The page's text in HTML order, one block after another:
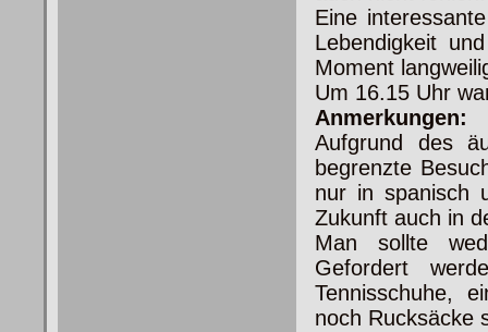
Eine
Lebendigkeit
Moment
Um 16.15 Uhr
Anmerkungen:
Aufgrund des
begrenzte
nur in spanisch
Zukunft auch in
Man sollte
Gefordert
Tennisschuhe,
noch Rucksäcke